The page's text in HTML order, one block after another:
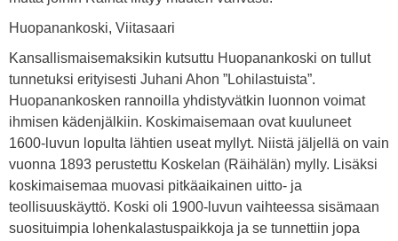
Huopanankoski, Viitasaari
Kansallismaisemaksikin kutsuttu Huopanankoski on tullut
tunnetuksi erityisesti Juhani Ahon ”Lohilastuista”.
Huopanankosken rannoilla yhdistyvätkin luonnon voimat
ihmisen kädenjälkiin. Koskimaisemaan ovat kuuluneet
1600-luvun lopulta lähtien useat myllyt. Niistä jäljellä on vain
vuonna 1893 perustettu Koskelan (Räihälän) mylly. Lisäksi
koskimaisemaa muovasi pitkäaikainen uitto- ja
teollisuuskäyttö. Koski oli 1900-luvun vaihteessa sisämaan
suosituimpia lohenkalastuspaikkoja ja se tunnettiin jopa